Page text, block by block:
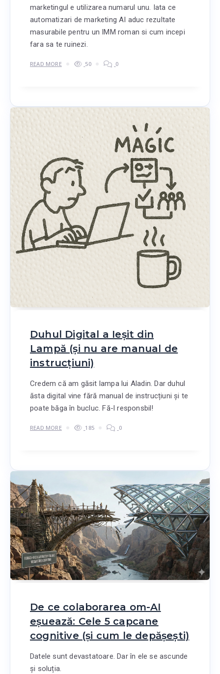
marketingul e utilizarea numarul unu. Iata ce
automatizari de marketing AI aduc rezultate
masurabile pentru un IMM roman si cum incepi
fara sa te ruinezi.
READ MORE 50 0
Duhul Digital a Ieșit din
Lampă (și nu are manual de
instrucțiuni)
Credem că am găsit lampa lui Aladin. Dar duhul
ăsta digital vine fără manual de instrucțiuni și te
poate băga în bucluc. Fă-l responsbil!
READ MORE 185 0
De ce colaborarea om-AI
eșuează: Cele 5 capcane
cognitive (și cum le depășești)
Datele sunt devastatoare. Dar în ele se ascunde
și soluția.